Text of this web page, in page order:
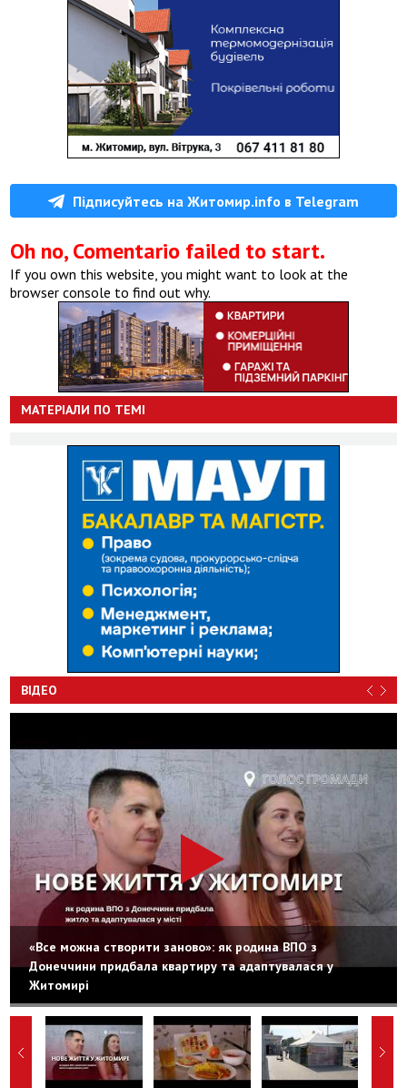
Підписуйтесь на Житомир.info в Telegram
Oh no, Comentario failed to start.
If you own this website, you might want to look at the
browser console to find out why.
МАТЕРІАЛИ ПО ТЕМІ
ВІДЕО
«Все можна створити заново»: як родина ВПО з
Донеччини придбала квартиру та адаптувалася у
Житомирі